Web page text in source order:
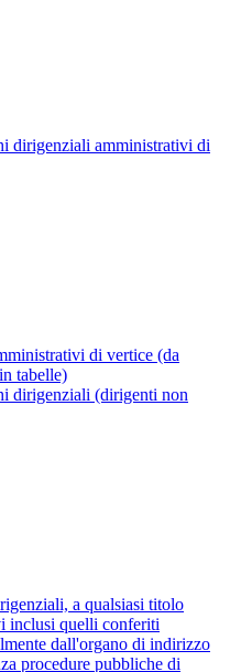
dirigenziali amministrativi di
di vertice (da
tabelle)
dirigenziali (dirigenti non
a qualsiasi titolo
inclusi quelli conferiti
dall'organo di indirizzo
procedure pubbliche di